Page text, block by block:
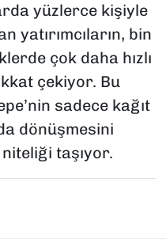
yüzlerce kişiyle
yatırımcıların, bin
çok daha hızlı
çekiyor. Bu
sadece kağıt
dönüşmesini
taşıyor.